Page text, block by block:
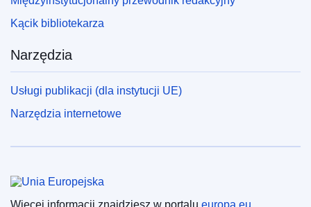
Kącik bibliotekarza
Narzędzia
Usługi publikacji (dla instytucji UE)
Narzędzia internetowe
Więcej informacji znajdziesz w portalu europa.eu